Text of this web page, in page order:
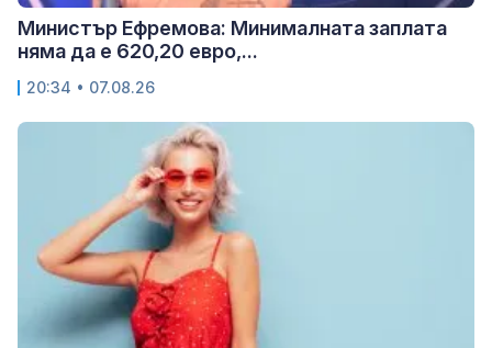
Министър Ефремова: Минималната заплата
няма да е 620,20 евро,...
20:34 • 07.08.26